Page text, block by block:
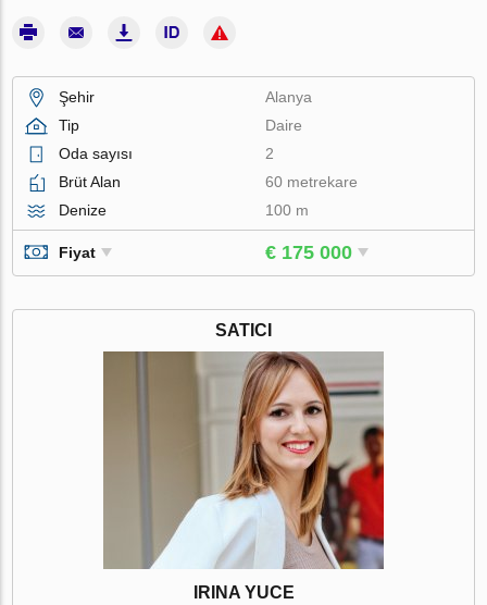
Şehir
Alanya
Tip
Daire
Oda sayısı
2
Brüt Alan
60 metrekare
Denize
100 m
Fiyat € 175 000
SATICI
IRINA YUCE